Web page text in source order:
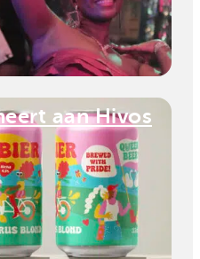
aan Hivos